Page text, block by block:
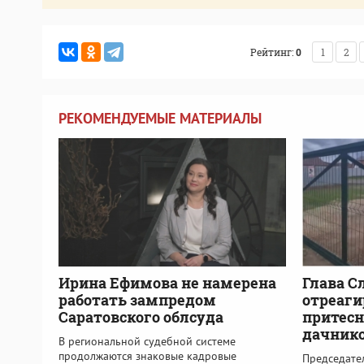
Рейтинг:0 1 2
РЕКОМЕНДУЕМЫЕ МАТЕРИАЛЫ
Ирина Ефимова не намерена
работать зампредом
Саратовского облсуда
В региональной судебной системе
продолжаются знаковые кадровые
Глава